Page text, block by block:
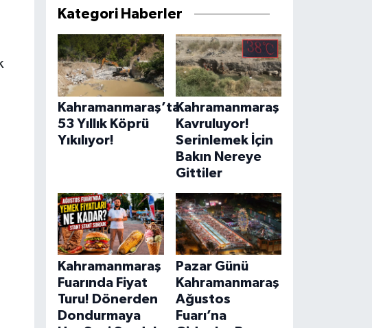
Kategori Haberler
Kahramanmaraş’ta
53 Yıllık Köprü
Yıkılıyor!
Kahramanmaraş
Kavruluyor!
Serinlemek İçin
Bakın Nereye
Gittiler
Kahramanmaraş
Fuarında Fiyat
Turu! Dönerden
Dondurmaya
Pazar Günü
Kahramanmaraş
Ağustos
Fuarı’na